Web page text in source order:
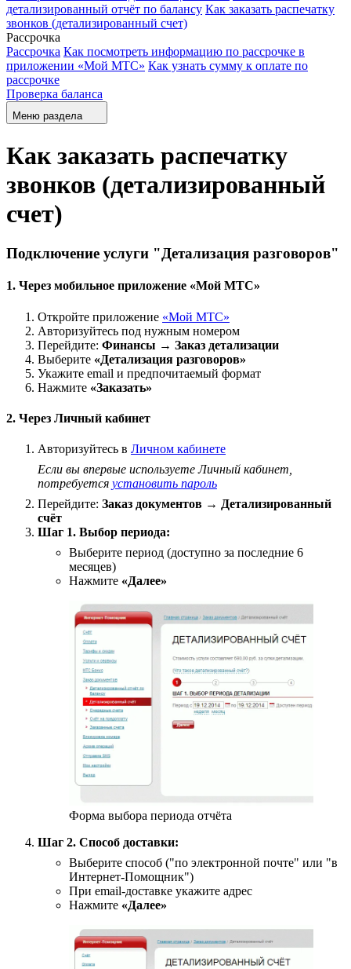
детализированный отчёт по балансу Как заказать распечатку
звонков (детализированный счет)
Рассрочка
Рассрочка Как посмотреть информацию по рассрочке в
приложении «Мой МТС» Как узнать сумму к оплате по
рассрочке
Проверка баланса
Меню раздела
Как заказать распечатку
звонков (детализированный
счет)
Подключение услуги "Детализация разговоров"
1. Через мобильное приложение «Мой МТС»
Откройте приложение «Мой МТС»
Авторизуйтесь под нужным номером
Перейдите: Финансы → Заказ детализации
Выберите «Детализация разговоров»
Укажите email и предпочитаемый формат
Нажмите «Заказать»
2. Через Личный кабинет
Авторизуйтесь в Личном кабинете
Если вы впервые используете Личный кабинет,
потребуется установить пароль
Перейдите: Заказ документов → Детализированный
счёт
Шаг 1. Выбор периода:
Выберите период (доступно за последние 6
месяцев)
Нажмите «Далее»
Форма выбора периода отчёта
Шаг 2. Способ доставки:
Выберите способ ("по электронной почте" или "в
Интернет-Помощник")
При email-доставке укажите адрес
Нажмите «Далее»